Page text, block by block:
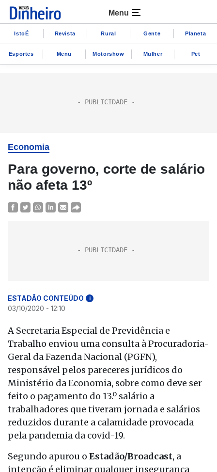
Menu
IstoÉ Revista Rural Gente Planeta
Esportes Menu Motorshow Mulher Pet
Economia
Para governo, corte de salário
não afeta 13º
ESTADÃO CONTEÚDO i
03/10/2020 - 12:10
A Secretaria Especial de Previdência e
Trabalho enviou uma consulta à Procuradoria-
Geral da Fazenda Nacional (PGFN),
responsável pelos pareceres jurídicos do
Ministério da Economia, sobre como deve ser
feito o pagamento do 13.º salário a
trabalhadores que tiveram jornada e salários
reduzidos durante a calamidade provocada
pela pandemia da covid-19.
Segundo apurou o Estadão/Broadcast, a
intenção é eliminar qualquer insegurança